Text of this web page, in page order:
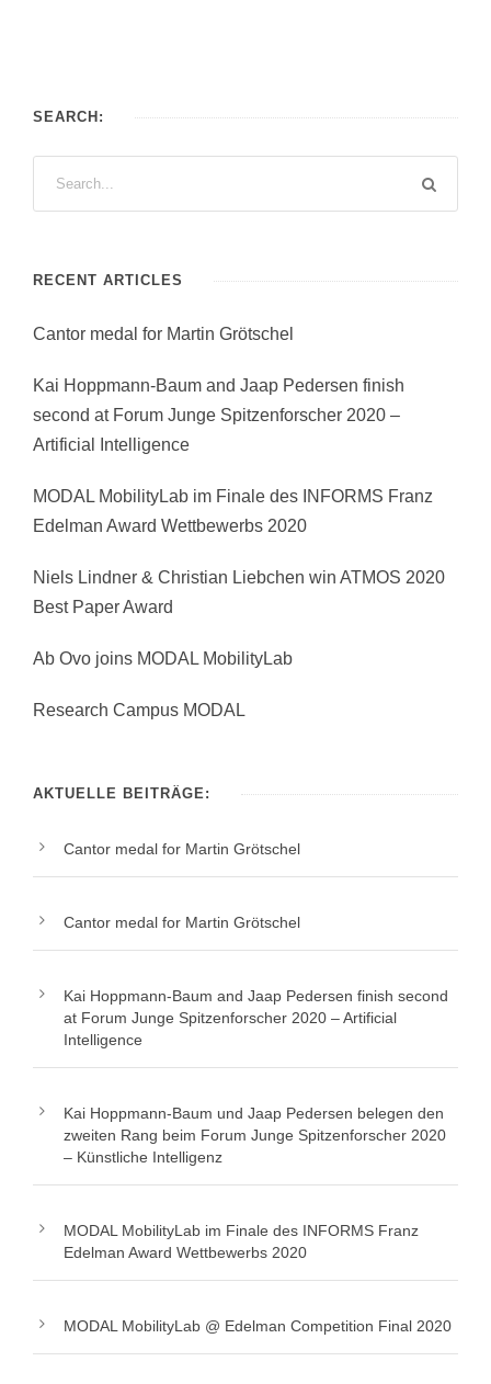
SEARCH:
RECENT ARTICLES
Cantor medal for Martin Grötschel
Kai Hoppmann-Baum and Jaap Pedersen finish
second at Forum Junge Spitzenforscher 2020 –
Artificial Intelligence
MODAL MobilityLab im Finale des INFORMS Franz
Edelman Award Wettbewerbs 2020
Niels Lindner & Christian Liebchen win ATMOS 2020
Best Paper Award
Ab Ovo joins MODAL MobilityLab
Research Campus MODAL
AKTUELLE BEITRÄGE:
Cantor medal for Martin Grötschel
Cantor medal for Martin Grötschel
Kai Hoppmann-Baum and Jaap Pedersen finish second
at Forum Junge Spitzenforscher 2020 – Artificial
Intelligence
Kai Hoppmann-Baum und Jaap Pedersen belegen den
zweiten Rang beim Forum Junge Spitzenforscher 2020
– Künstliche Intelligenz
MODAL MobilityLab im Finale des INFORMS Franz
Edelman Award Wettbewerbs 2020
MODAL MobilityLab @ Edelman Competition Final 2020